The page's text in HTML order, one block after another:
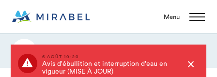
Menu
6 AOÛT 10:20
Avis d'ébullition et interruption d'eau en
vigueur (MISE À JOUR)